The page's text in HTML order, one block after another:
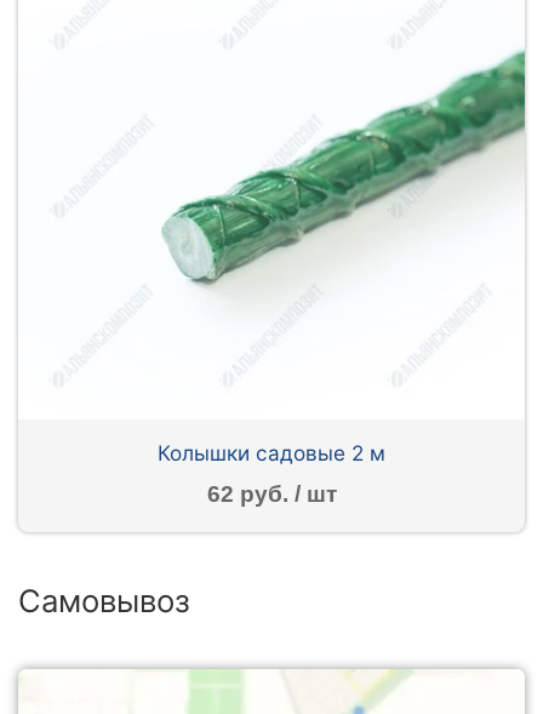
Колышки садовые 2 м
62 руб. / шт
Самовывоз